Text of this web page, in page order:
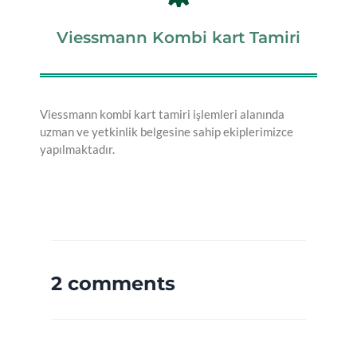
Viessmann Kombi kart Tamiri
Viessmann kombi kart tamiri işlemleri alanında
uzman ve yetkinlik belgesine sahip ekiplerimizce
yapılmaktadır.
2 comments